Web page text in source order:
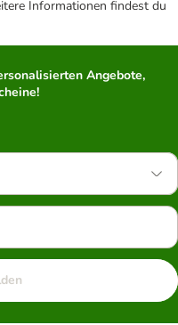
Informationen findest du
Angebote,